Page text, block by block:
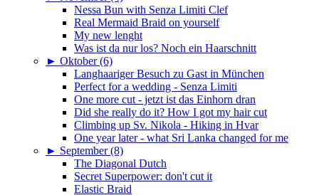
Nessa Bun with Senza Limiti Clef
Real Mermaid Braid on yourself
My new lenght
Was ist da nur los? Noch ein Haarschnitt
► Oktober (6)
Langhaariger Besuch zu Gast in München
Perfect for a wedding - Senza Limiti
One more cut - jetzt ist das Einhorn dran
Did she really do it? How I got my hair cut
Climbing up Sv. Nikola - Hiking in Hvar
One year later - what Sri Lanka changed for me
► September (8)
The Diagonal Dutch
Secret Superpower: don't cut it
Elastic Braid